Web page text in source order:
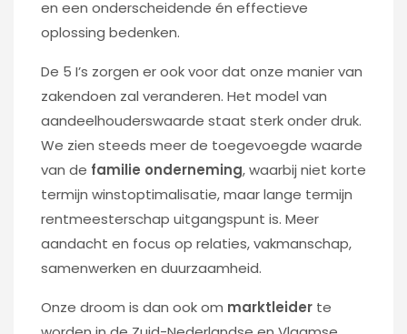
en een onderscheidende én effectieve
oplossing bedenken.
De 5 I’s zorgen er ook voor dat onze manier van
zakendoen zal veranderen. Het model van
aandeelhouderswaarde staat sterk onder druk.
We zien steeds meer de toegevoegde waarde
van de familie onderneming, waarbij niet korte
termijn winstoptimalisatie, maar lange termijn
rentmeesterschap uitgangspunt is. Meer
aandacht en focus op relaties, vakmanschap,
samenwerken en duurzaamheid.
Onze droom is dan ook om marktleider te